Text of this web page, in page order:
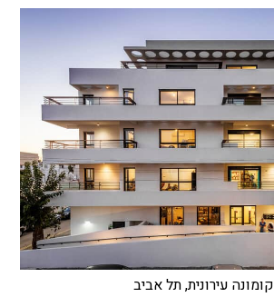
קומונה עירונית, תל אביב